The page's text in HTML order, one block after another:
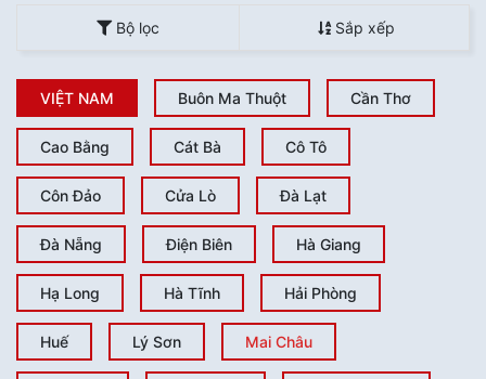
Về chúng tôi
Hướng dẫn thanh toán
Hướng dẫn đặt tour
Trao đổi & liên kết
Liên hệ
Bộ lọc Sắp xếp
VIỆT NAM Buôn Ma Thuột Cần Thơ
Cao Bằng Cát Bà Cô Tô
Côn Đảo Cửa Lò Đà Lạt
Đà Nẵng Điện Biên Hà Giang
Hạ Long Hà Tĩnh Hải Phòng
Huế Lý Sơn Mai Châu